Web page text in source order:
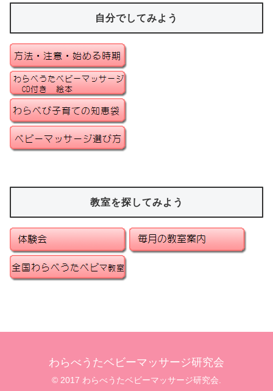
自分でしてみよう
教室を探してみよう
わらべうたベビーマッサージ研究会
© 2017 わらべうたベビーマッサージ研究会.